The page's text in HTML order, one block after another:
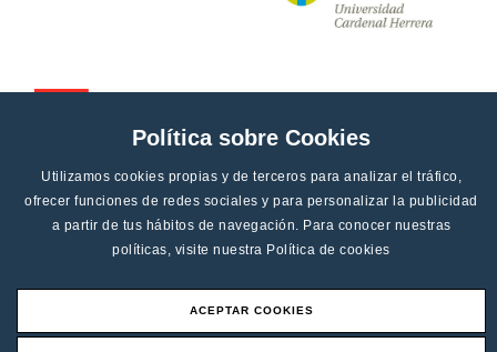
Política sobre Cookies
Utilizamos cookies propias y de terceros para analizar el tráfico,
ofrecer funciones de redes sociales y para personalizar la publicidad
a partir de tus hábitos de navegación. Para conocer nuestras
políticas, visite nuestra Política de cookies
ACEPTAR COOKIES